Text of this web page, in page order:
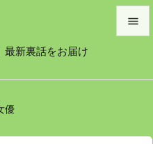
最新裏話をお届け

前へ
優